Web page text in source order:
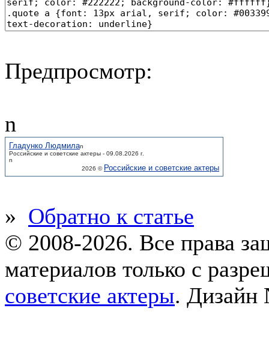
Предпросмотр:
n
Гладунко Людмилаn
Российские и советские актеры - 09.08.2026 г.
n
2026 © Российские и советские актеры
» Обратно к статье
© 2008-2026. Все права
материалов только с
советские актеры. Дизайн